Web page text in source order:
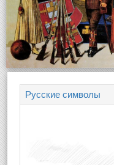
Русские символы